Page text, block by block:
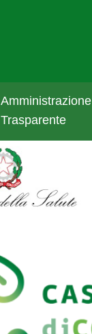
Amministrazione
Trasparente